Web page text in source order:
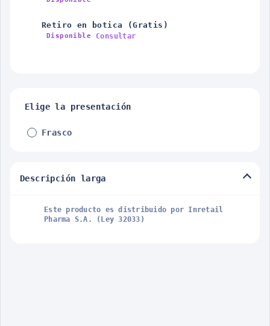
Retiro en botica (Gratis)
Disponible Consultar
Elige la presentación
Frasco
Descripción larga
Este producto es distribuido por Inretail
Pharma S.A. (Ley 32033)